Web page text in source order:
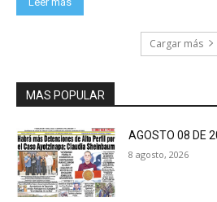
Cargar más
MAS POPULAR
AGOSTO 08 DE
8 agosto, 2026